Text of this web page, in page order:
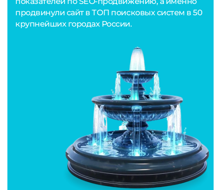
продвинули сайт в ТОП поисковых систем в 50
крупнейших городах России.